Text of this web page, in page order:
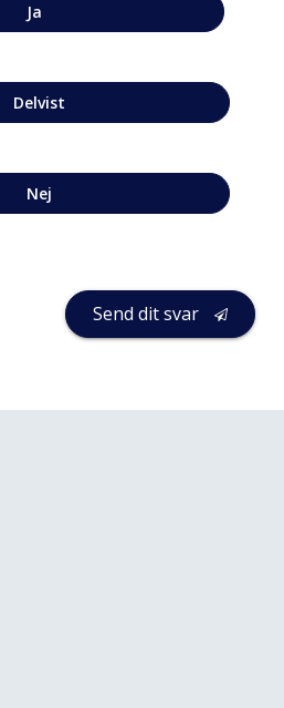
Ja
Delvist
Nej
Send dit svar